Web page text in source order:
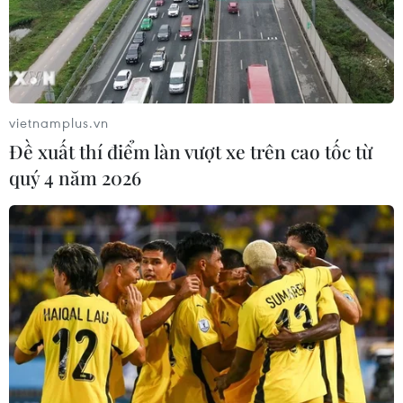
Quảng Ninh chấm dứt cơ sở giết mổ
động vật không đủ điều kiện trước
31/10
Bệnh viện hạng đặc biệt cơ sở Ninh
Bình khẳng định "cánh tay nối dài"
hiệu quả
03/08/2026 07:15
Bộ Y tế: Đề xuất quỹ Bảo hiểm y tế
thanh toán chi phí khám chữa bệnh y
học gia đình
03/08/2026 07:04
vietnamplus.vn
Đề xuất thí điểm làn vượt xe trên cao tốc từ
quý 4 năm 2026